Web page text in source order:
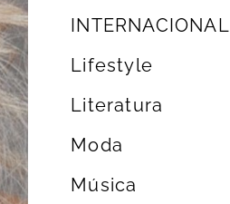
INTERNACIONAL
Lifestyle
Literatura
Moda
Música